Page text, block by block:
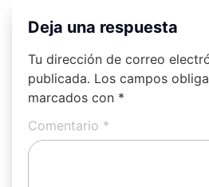
Deja una respuesta
Tu dirección de correo
publicada. Los campos
marcados con *
Comentario *